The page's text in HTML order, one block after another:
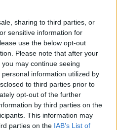
sharing to third parties, or
sensitive information for
use the below opt-out
Please note that after your
may continue seeing
information utilized by
to third parties prior to
opt-out of the further
by third parties on the
This information may
parties on the IAB’s List of